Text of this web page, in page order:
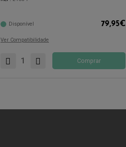
Disponível 79,95€
Ver Compatibilidade
Comprar